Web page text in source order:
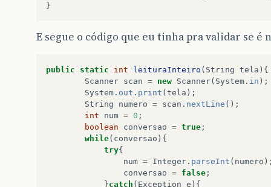
E segue o código que eu tinha pra validar se é
public static int leituraInteiro ( String tela ){
Scanner scan = new Scanner( System . in );
System . out . print (tela );
String
numero = scan . nextLine ();
int
num = 0 ;
boolean
conversao = true ;
while( conversao ){
try{
num = Integer . parseInt ( numero
conversao = false ;
}catch ( Exception e ){